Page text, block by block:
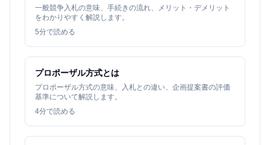
一般競争入札の意味、手続きの流れ、メリット・デメリット
をわかりやすく解説します。
5分で読める
プロポーザル方式とは
プロポーザル方式の意味、入札との違い、企画提案書の評価
基準について解説します。
4分で読める